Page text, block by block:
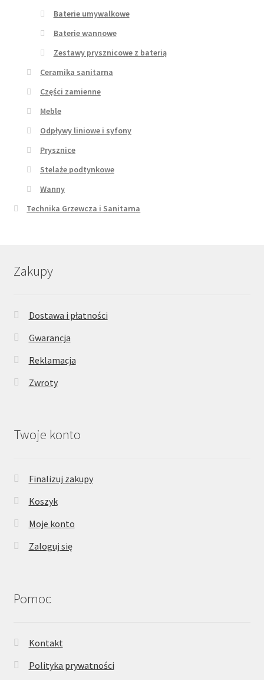
Baterie umywalkowe
Baterie wannowe
Zestawy prysznicowe z baterią
Ceramika sanitarna
Części zamienne
Meble
Odpływy liniowe i syfony
Prysznice
Stelaże podtynkowe
Wanny
Technika Grzewcza i Sanitarna
Zakupy
Dostawa i płatności
Gwarancja
Reklamacja
Zwroty
Twoje konto
Finalizuj zakupy
Koszyk
Moje konto
Zaloguj się
Pomoc
Kontakt
Polityka prywatności